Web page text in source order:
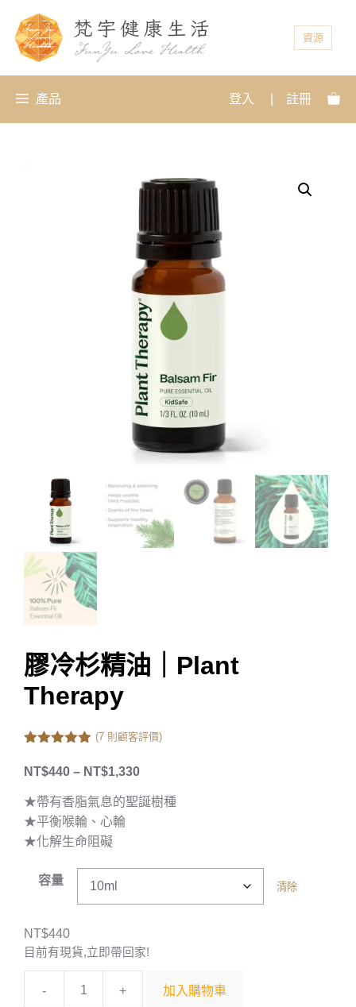
資源
產品 登入 註冊
膠冷杉精油｜Plant
Therapy
5
(7 則顧客評價)
NT$440 – NT$1,330
★帶有香脂氣息的聖誕樹種
★平衡喉輪、心輪
★化解生命阻礙
容量 清除
NT$440
目前有現貨,立即帶回家!
- + 加入購物車